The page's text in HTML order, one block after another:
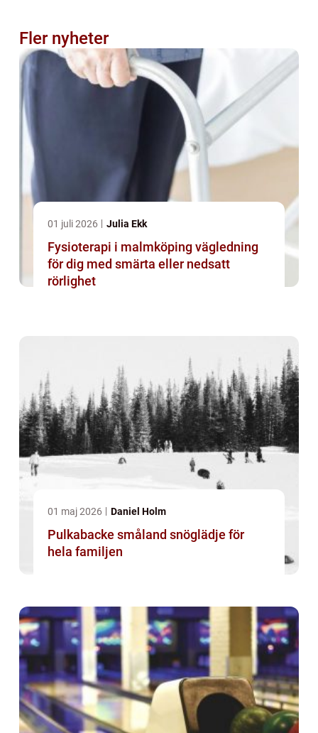
Fler nyheter
01 juli 2026 Julia Ekk
Fysioterapi i malmköping vägledning
för dig med smärta eller nedsatt
rörlighet
01 maj 2026 Daniel Holm
Pulkabacke småland snöglädje för
hela familjen